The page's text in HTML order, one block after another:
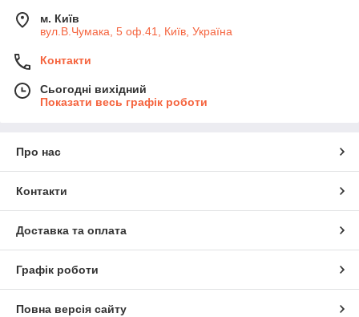
м. Київ
вул.В.Чумака, 5 оф.41, Київ, Україна
Контакти
Сьогодні вихідний
Показати весь графік роботи
Про нас
Контакти
Доставка та оплата
Графік роботи
Повна версія сайту